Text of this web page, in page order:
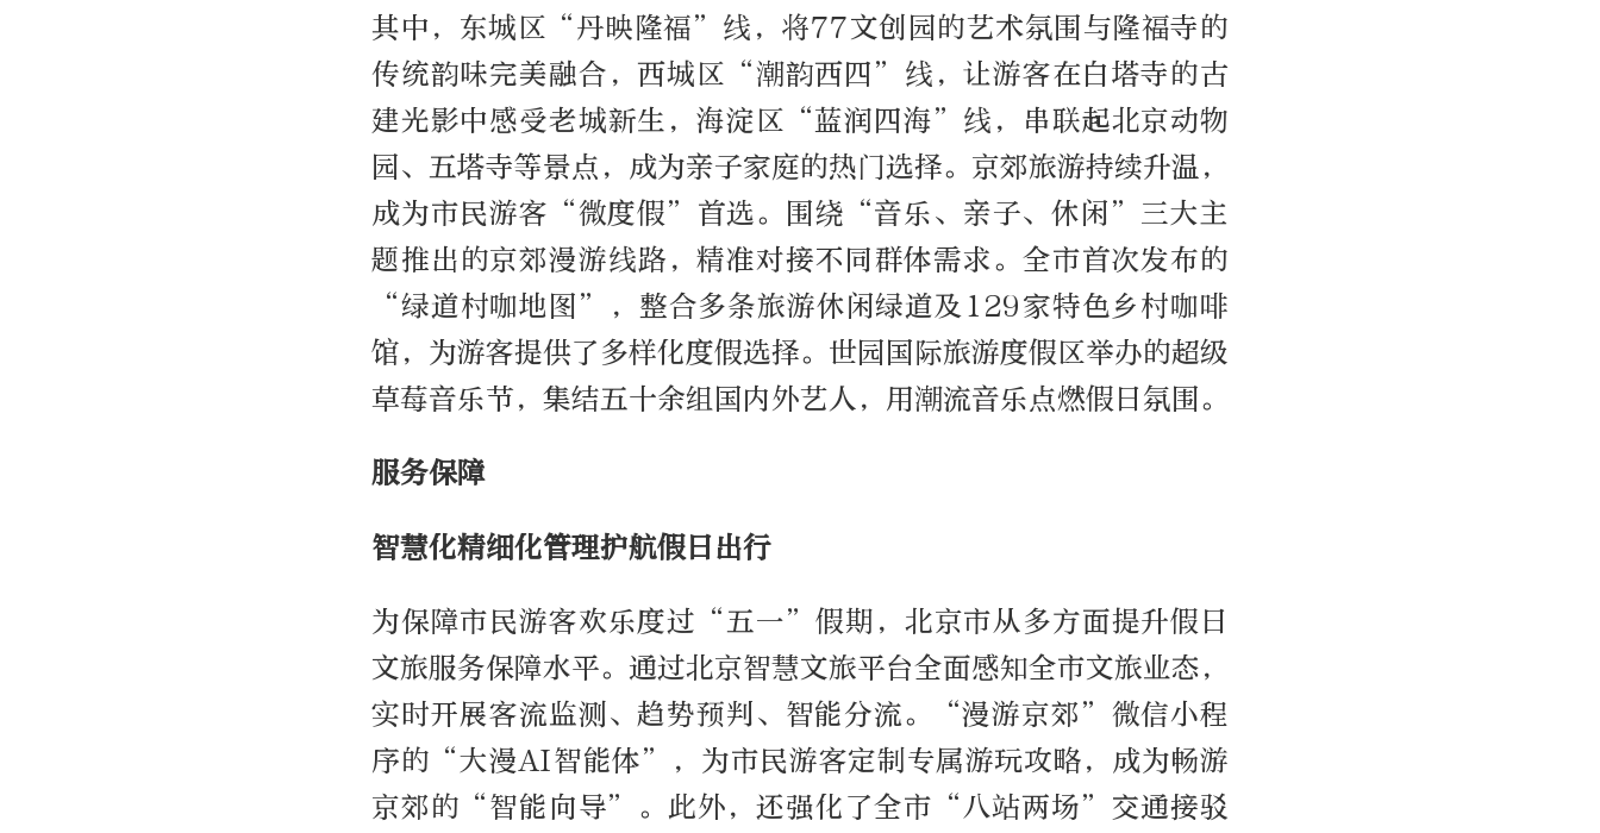
其中，东城区“丹映隆福”线，将77文创园的艺术氛围与隆福寺的
传统韵味完美融合，西城区“潮韵西四”线，让游客在白塔寺的古
建光影中感受老城新生，海淀区“蓝润四海”线，串联起北京动物
园、五塔寺等景点，成为亲子家庭的热门选择。京郊旅游持续升温，
成为市民游客“微度假”首选。围绕“音乐、亲子、休闲”三大主
题推出的京郊漫游线路，精准对接不同群体需求。全市首次发布的
“绿道村咖地图”，整合多条旅游休闲绿道及129家特色乡村咖啡
馆，为游客提供了多样化度假选择。世园国际旅游度假区举办的超级
草莓音乐节，集结五十余组国内外艺人，用潮流音乐点燃假日氛围。
服务保障
智慧化精细化管理护航假日出行
为保障市民游客欢乐度过“五一”假期，北京市从多方面提升假日
文旅服务保障水平。通过北京智慧文旅平台全面感知全市文旅业态，
实时开展客流监测、趋势预判、智能分流。“漫游京郊”微信小程
序的“大漫AI智能体”，为市民游客定制专属游玩攻略，成为畅游
京郊的“智能向导”。此外，还强化了全市“八站两场”交通接驳